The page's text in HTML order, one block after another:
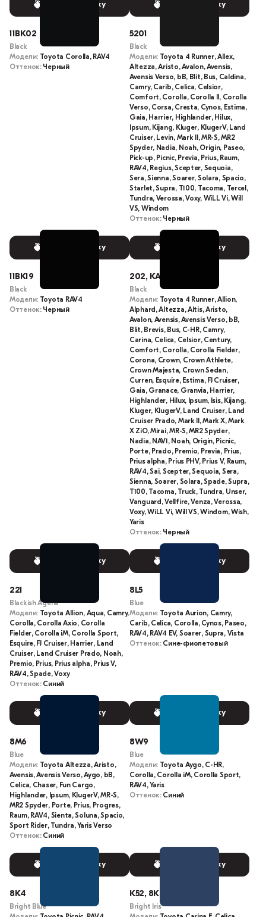
Выбрать краску Выбрать краску
11BK02
Black
Модели: Toyota Corolla, RAV4
Оттенок: Черный
Выбрать краску
5201
Black
Модели: Toyota 4 Runner, Allex,
Altezza, Aristo, Avalon, Avensis,
Avensis Verso, bB, Blit, Bus, Caldina,
Camry, Carib, Celica, Celsior,
Comfort, Corolla, Corolla II, Corolla
Verso, Corsa, Cresta, Cynos, Estima,
Gaia, Harrier, Highlander, Hilux,
Ipsum, Kijang, Kluger, KlugerV, Land
Cruiser, Levin, Mark II, MR-S, MR2
Spyder, Nadia, Noah, Origin, Paseo,
Pick-up, Picnic, Previa, Prius, Raum,
RAV4, Regius, Scepter, Sequoia,
Sera, Sienna, Soarer, Solara, Spacio,
Starlet, Supra, T100, Tacoma, Tercel,
Tundra, Verossa, Voxy, WiLL Vi, Will
VS, Windom
Оттенок: Черный
Выбрать краску
11BK19
Black
Модели: Toyota RAV4
Оттенок: Черный
Выбрать краску
202, KA3
Black
Модели: Toyota 4 Runner, Allion,
Alphard, Altezza, Altis, Aristo,
Avalon, Avensis, Avensis Verso, bB,
Blit, Brevis, Bus, C-HR, Camry,
Carina, Celica, Celsior, Century,
Comfort, Corolla, Corolla Fielder,
Corona, Crown, Crown Athlete,
Crown Majesta, Crown Sedan,
Curren, Esquire, Estima, FJ Cruiser,
Gaia, Granace, Granvia, Harrier,
Highlander, Hilux, Ipsum, Isis, Kijang,
Kluger, KlugerV, Land Cruiser, Land
Cruiser Prado, Mark II, Mark X, Mark
X ZiO, Mirai, MR-S, MR2 Spyder,
Nadia, NAV1, Noah, Origin, Picnic,
Porte, Prado, Premio, Previa, Prius,
Prius alpha, Prius PHV, Prius V, Raum,
RAV4, Sai, Scepter, Sequoia, Sera,
Sienna, Soarer, Solara, Spade, Supra,
T100, Tacoma, Truck, Tundra, Unser,
Vanguard, Vellfire, Venza, Verossa,
Voxy, WiLL Vi, Will VS, Windom, Wish,
Yaris
Оттенок: Черный
Выбрать краску
221
Blackish Ageha
Модели: Toyota Allion, Aqua, Camry,
Corolla, Corolla Axio, Corolla
Fielder, Corolla iM, Corolla Sport,
Esquire, FJ Cruiser, Harrier, Land
Cruiser, Land Cruiser Prado, Noah,
Premio, Prius, Prius alpha, Prius V,
RAV4, Spade, Voxy
Оттенок: Синий
Выбрать краску
8L5
Blue
Модели: Toyota Aurion, Camry,
Carib, Celica, Corolla, Cynos, Paseo,
RAV4, RAV4 EV, Soarer, Supra, Vista
Оттенок: Сине-фиолетовый
Выбрать краску
8M6
Blue
Модели: Toyota Altezza, Aristo,
Avensis, Avensis Verso, Aygo, bB,
Celica, Chaser, Fun Cargo,
Highlander, Ipsum, KlugerV, MR-S,
MR2 Spyder, Porte, Prius, Progres,
Raum, RAV4, Sienta, Soluna, Spacio,
Sport Rider, Tundra, Yaris Verso
Оттенок: Синий
Выбрать краску
8W9
Blue
Модели: Toyota Aygo, C-HR,
Corolla, Corolla iM, Corolla Sport,
RAV4, Yaris
Оттенок: Синий
Выбрать краску
8K4
Bright Blue
K52, 8K9
Bright Iris